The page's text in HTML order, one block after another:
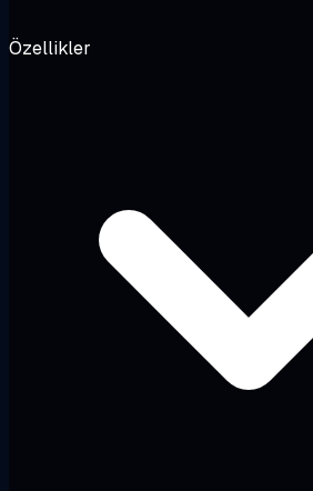
Özellikler